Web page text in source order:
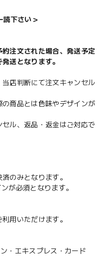
読下さい＞
約注文された場合、発送予定
送となります。
当店判断にて注文キャンセル
の商品とは色味やデザインが
セル、返品・返金はご対応で
のみとなります。
が必須となります。
用いただけます。
エキスプレス・カード